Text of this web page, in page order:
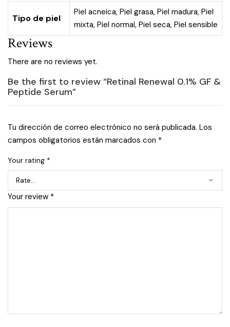
Tipo de piel
Piel acneica, Piel grasa, Piel madura, Piel
mixta, Piel normal, Piel seca, Piel sensible
Reviews
There are no reviews yet.
Be the first to review “Retinal Renewal 0.1% GF &
Peptide Serum”
Tu dirección de correo electrónico no será publicada. Los
campos obligatorios están marcados con *
Your rating *
Your review *